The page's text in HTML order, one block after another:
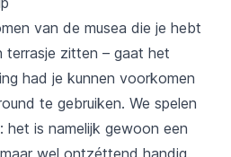
van de musea die je hebt
terrasje zitten – gaat het
had je kunnen voorkomen
te gebruiken. We spelen
het is namelijk gewoon een
wel ontzéttend handig.